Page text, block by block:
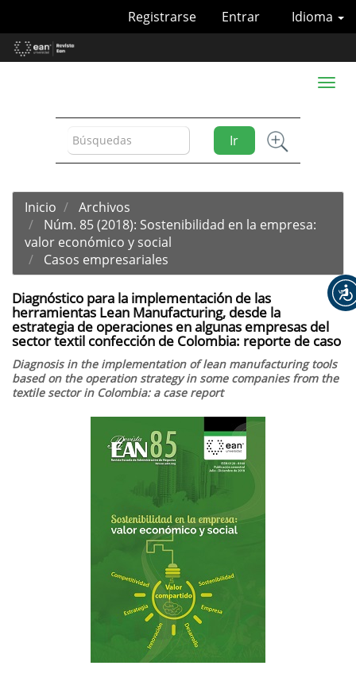
Contenido
principal
Idioma
Registrarse Entrar
Ir
Toggle
Inicio
Archivos
Núm. 85 (2018): Sostenibilidad en la empresa:
valor económico y social
Casos empresariales
Diagnóstico para la implementación de las
herramientas Lean Manufacturing, desde la
estrategia de operaciones en algunas empresas del
sector textil confección de Colombia: reporte de caso
Diagnosis in the implementation of lean manufacturing tools
based on the operation strategy in some companies from the
textile sector in Colombia: a case report